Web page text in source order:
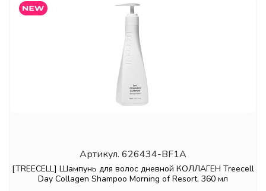
Артикул. 626434-BF1A
[TREECELL] Шампунь для волос дневной КОЛЛАГЕН Treecell
Day Collagen Shampoo Morning of Resort, 360 мл